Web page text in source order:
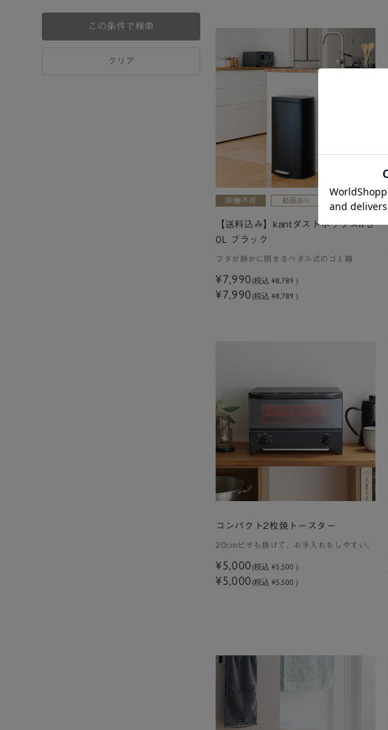
この条件で検索
クリア
【送料込み】kantダストボックスII 3
0L ブラック
フタが静かに閉まるペダル式のゴミ箱
¥7,990 (税込¥8,789 )
¥7,990 (税込 ¥8,789 )
コンパクト2枚焼トースター
20cmピザも焼けて、お手入れもしやすい。
¥5,000 (税込¥5,500 )
¥5,000 (税込 ¥5,500 )